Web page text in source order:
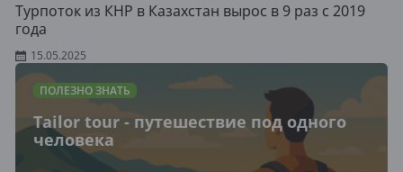
Турпоток из КНР в Казахстан вырос в 9 раз с 2019
года
15.05.2025
ПОЛЕЗНО ЗНАТЬ
Tailor tour - путешествие под одного
человека